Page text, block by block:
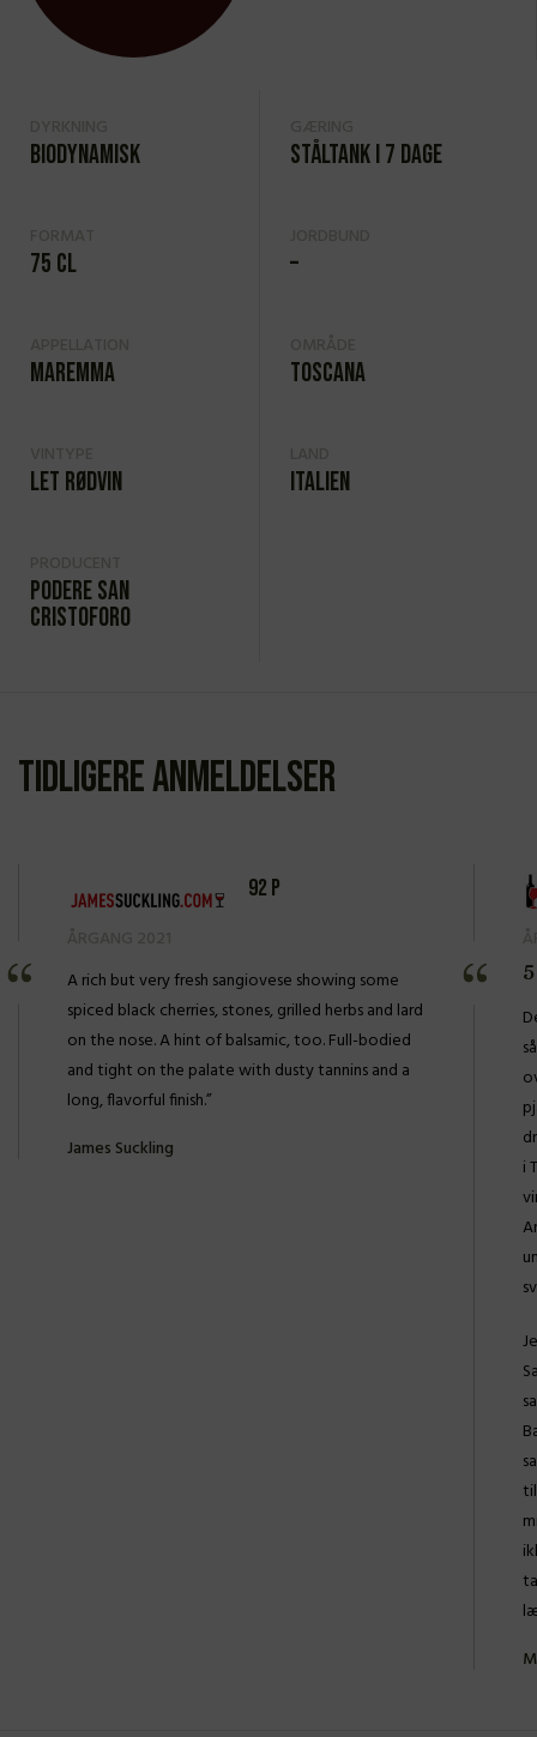
Biodynamisk Ståltank i 7 dage
75 cl –
Maremma Toscana
Let rødvin Italien
Podere San
Cristoforo
Tidligere anmeldelser
92 P
A rich but very fresh sangiovese showing some
spiced black cherries, stones, grilled herbs and lard
on the nose. A hint of balsamic, too. Full-bodied
and tight on the palate with dusty tannins and a
long, flavorful finish.”
James Suckling
i